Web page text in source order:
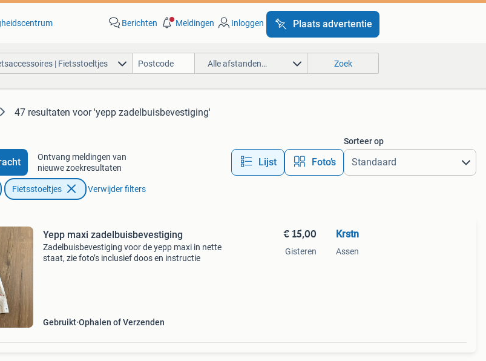
Berichten Meldingen Inloggen Plaats advertentie
| Fietsstoeltjes Alle afstanden… Zoek
47 resultaten voor 'yepp zadelbuisbevestiging'
Ontvang meldingen van
nieuwe zoekresultaten
Lijst Foto’s
Sorteer op
Fietsstoeltjes Verwijder filters
Yepp maxi zadelbuisbevestiging
Zadelbuisbevestiging voor de yepp maxi in nette
staat, zie foto’s inclusief doos en instructie
Gebruikt Ophalen of Verzenden
€ 15,00
Gisteren
Krstn
Assen